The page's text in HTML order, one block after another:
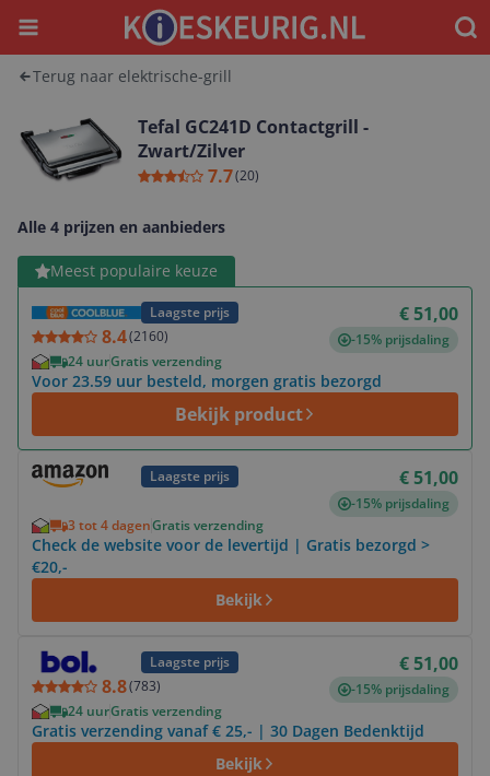
Menu
Terug naar elektrische-grill
Tefal GC241D Contactgrill -
Zwart/Zilver
7.7(20)
Alle 4 prijzen en aanbieders
Meest populaire keuze
Laagste prijs
8.4(2160)
€ 51,00
-15% prijsdaling
24 uurGratis verzending
Voor 23.59 uur besteld, morgen gratis bezorgd
Bekijk product
Bekijk product
Laagste prijs € 51,00
-15% prijsdaling
3 tot 4 dagenGratis verzending
Check de website voor de levertijd | Gratis bezorgd >
€20,-
Bekijk
Bekijk product
Laagste prijs
8.8(783)
€ 51,00
-15% prijsdaling
24 uurGratis verzending
Gratis verzending vanaf € 25,- | 30 Dagen Bedenktijd
Bekijk
Bekijk product